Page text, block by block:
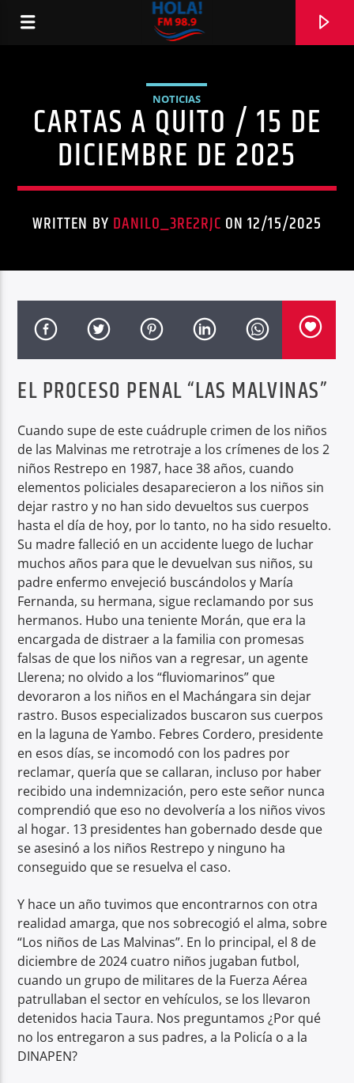
RADIO HOLA
0:00
Radio hola
NOTICIAS
CARTAS A QUITO / 15 DE
DICIEMBRE DE 2025
WRITTEN BY DANILO_3RE2RJC ON 12/15/2025
EL PROCESO PENAL “LAS MALVINAS”
Cuando supe de este cuádruple crimen de los niños
de las Malvinas me retrotraje a los crímenes de los 2
niños Restrepo en 1987, hace 38 años, cuando
elementos policiales desaparecieron a los niños sin
dejar rastro y no han sido devueltos sus cuerpos
hasta el día de hoy, por lo tanto, no ha sido resuelto.
Su madre falleció en un accidente luego de luchar
muchos años para que le devuelvan sus niños, su
padre enfermo envejeció buscándolos y María
Fernanda, su hermana, sigue reclamando por sus
hermanos. Hubo una teniente Morán, que era la
encargada de distraer a la familia con promesas
falsas de que los niños van a regresar, un agente
Llerena; no olvido a los “fluviomarinos” que
devoraron a los niños en el Machángara sin dejar
rastro. Busos especializados buscaron sus cuerpos
en la laguna de Yambo. Febres Cordero, presidente
en esos días, se incomodó con los padres por
reclamar, quería que se callaran, incluso por haber
recibido una indemnización, pero este señor nunca
comprendió que eso no devolvería a los niños vivos
al hogar. 13 presidentes han gobernado desde que
se asesinó a los niños Restrepo y ninguno ha
conseguido que se resuelva el caso.
Y hace un año tuvimos que encontrarnos con otra
realidad amarga, que nos sobrecogió el alma, sobre
“Los niños de Las Malvinas”. En lo principal, el 8 de
diciembre de 2024 cuatro niños jugaban futbol,
cuando un grupo de militares de la Fuerza Aérea
patrullaban el sector en vehículos, se los llevaron
detenidos hacia Taura. Nos preguntamos ¿Por qué
no los entregaron a sus padres, a la Policía o a la
DINAPEN?